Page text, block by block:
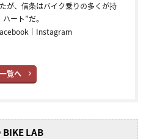
が、信条はバイク乗りの多くが持
ート”だ。
｜ Instagram
覧へ
BIKE LAB